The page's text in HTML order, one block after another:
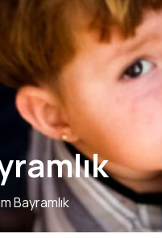
Bayramlık